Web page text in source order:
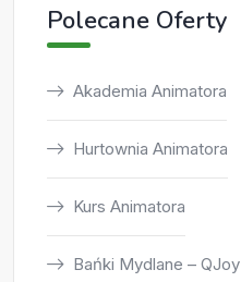
Polecane Oferty
Akademia Animatora
Hurtownia Animatora
Kurs Animatora
Bańki Mydlane – QJoy